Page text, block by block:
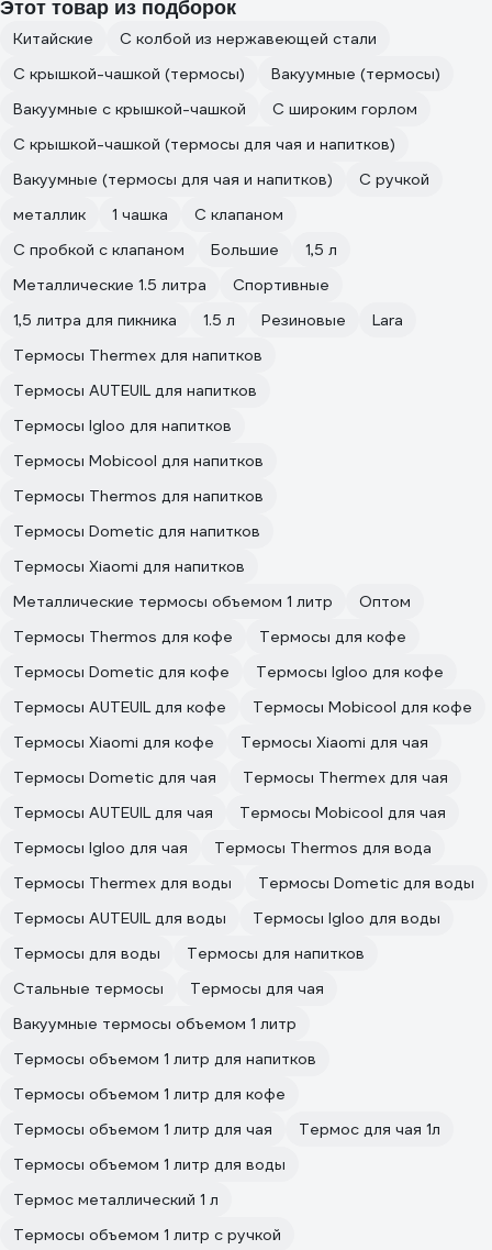
Этот товар из подборок
Китайские
С колбой из нержавеющей стали
С крышкой-чашкой (термосы)
Вакуумные (термосы)
Вакуумные с крышкой-чашкой
С широким горлом
С крышкой-чашкой (термосы для чая и напитков)
Вакуумные (термосы для чая и напитков)
С ручкой
металлик
1 чашка
С клапаном
С пробкой с клапаном
Большие
1,5 л
Металлические 1.5 литра
Спортивные
1,5 литра для пикника
1.5 л Резиновые
Lara
Термосы Thermex для напитков
Термосы AUTEUIL для напитков
Термосы Igloo для напитков
Термосы Mobicool для напитков
Термосы Thermos для напитков
Термосы Dometic для напитков
Термосы Xiaomi для напитков
Металлические термосы объемом 1 литр
Оптом
Термосы Thermos для кофе
Термосы для кофе
Термосы Dometic для кофе
Термосы Igloo для кофе
Термосы AUTEUIL для кофе
Термосы Mobicool для кофе
Термосы Xiaomi для кофе
Термосы Xiaomi для чая
Термосы Dometic для чая
Термосы Thermex для чая
Термосы AUTEUIL для чая
Термосы Mobicool для чая
Термосы Igloo для чая
Термосы Thermos для вода
Термосы Thermex для воды
Термосы Dometic для воды
Термосы AUTEUIL для воды
Термосы Igloo для воды
Термосы для воды
Термосы для напитков
Стальные термосы
Термосы для чая
Вакуумные термосы объемом 1 литр
Термосы объемом 1 литр для напитков
Термосы объемом 1 литр для кофе
Термосы объемом 1 литр для чая
Термос для чая 1л
Термосы объемом 1 литр для воды
Термос металлический 1 л
Термосы объемом 1 литр с ручкой